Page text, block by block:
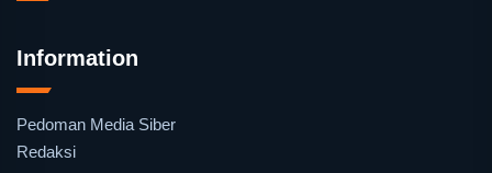
Information
Pedoman Media Siber
Redaksi